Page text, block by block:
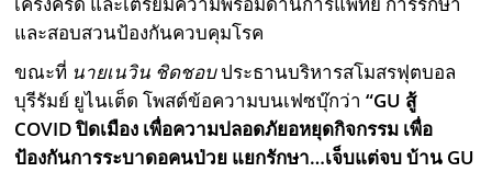
และสอบสวนป้องกันควบคุมโรค
ขณะที่ นายเนวิน ชิดชอบประธานบริหารสโมสรฟุตบอล
บุรีรัมย์ ยูไนเต็ด โพสต์ข้อความบนเฟซบุ๊กว่า“GU สู้
COVIDปิดเมือง เพื่อความปลอดภัยอหยุดกิจกรรม เพื่อ
ป้องกันการระบาดอคนป่วย แยกรักษา…เจ็บแต่จบ บ้าน GU